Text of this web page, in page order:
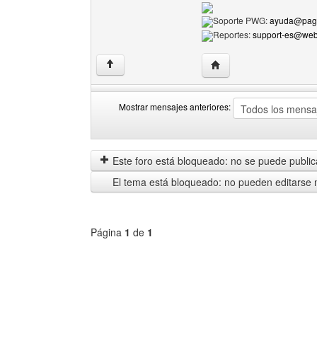
Soporte PWG:
Reportes:support-
↑ Visitar sitio web del
Mostrar mensajes anteriores:
mensajes
anteriores
by
Este foro está bloqueado: no se puede
El tema está bloqueado: no pueden editarse
Página 1 de 1